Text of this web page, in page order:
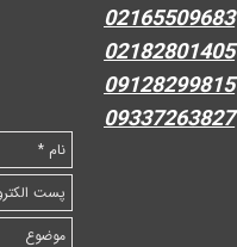
02165509683
02182801405
09128299815
09337263827